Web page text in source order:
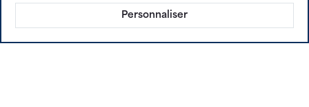
Personnaliser